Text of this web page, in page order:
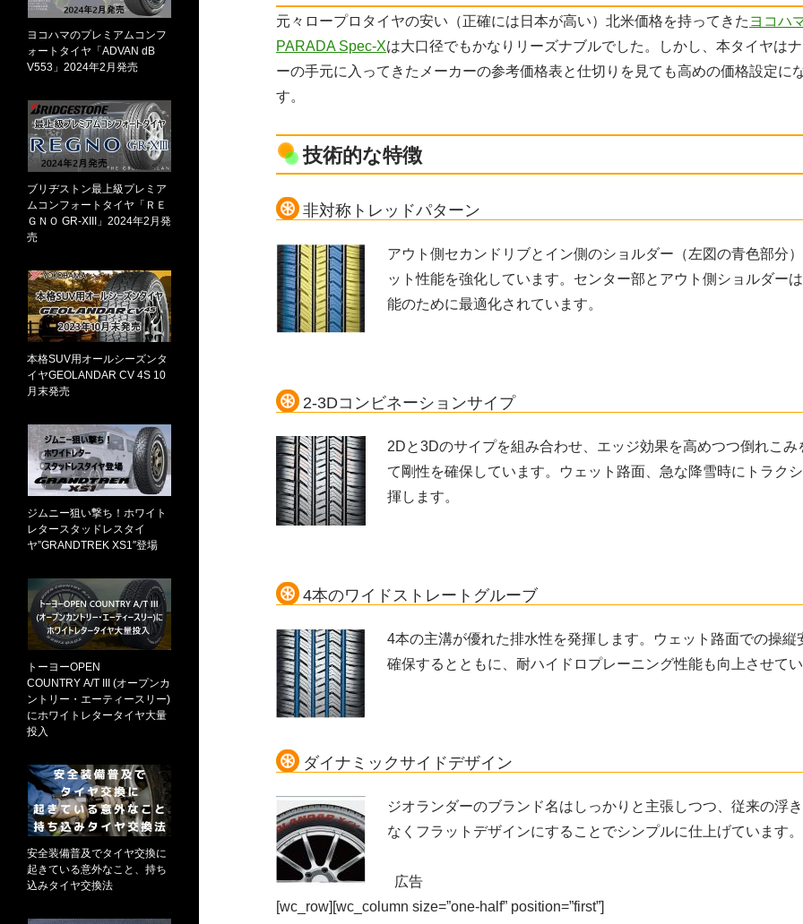
元々ロープロタイヤの安い（正確には日本が高い）北米価格を持ってきた ヨコハ
PARADA Spec-Xは大口径でもかなりリーズナブルでした。しかし、本タイヤは
ーの手元に入ってきたメーカーの参考価格表と仕切りを見ても高めの価格設定に
す。
技術的な特徴
非対称トレッドパターン
アウト側セカンドリブとイン側のショルダー（左図の青色部分
ット性能を強化しています。センター部とアウト側ショルダー
能のために最適化されています。
2-3Dコンビネーションサイプ
2Dと3Dのサイプを組み合わせ、エッジ効果を高めつつ倒れこみ
て剛性を確保しています。ウェット路面、急な降雪時にトラク
揮します。
4本のワイドストレートグルーブ
4本の主溝が優れた排水性を発揮します。ウェット路面での操縦
確保するとともに、耐ハイドロプレーニング性能も向上させて
ダイナミックサイドデザイン
ジオランダーのブランド名はしっかりと主張しつつ、従来の浮
なくフラットデザインにすることでシンプルに仕上げています。
広告
[wc_row][wc_column size=”one-half” position=”first”]
ヨコハマのプレミアムコンフ
ォートタイヤ「ADVAN dB
V553」2024年2月発売
ブリヂストン最上級プレミア
ムコンフォートタイヤ「ＲＥ
ＧＮＯ GR-XIII」2024年2月発
売
本格SUV用オールシーズンタ
イヤGEOLANDAR CV 4S 10
月末発売
ジムニー狙い撃ち！ホワイト
レタースタッドレスタイ
ヤ”GRANDTREK XS1″登場
トーヨーOPEN
COUNTRY A/T III (オープンカ
ントリー・エーティースリー)
にホワイトレタータイヤ大量
投入
安全装備普及でタイヤ交換に
起きている意外なこと、持ち
込みタイヤ交換法